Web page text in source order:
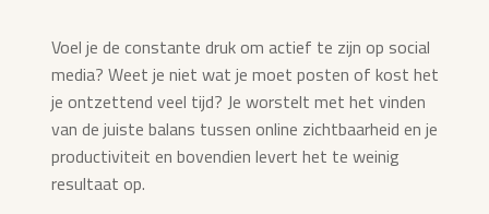
Voel je de constante druk om actief te zijn op social
media? Weet je niet wat je moet posten of kost het
je ontzettend veel tijd? Je worstelt met het vinden
van de juiste balans tussen online zichtbaarheid en je
productiviteit en bovendien levert het te weinig
resultaat op.